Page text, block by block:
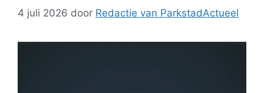
4 juli 2026 door Redactie van ParkstadActueel